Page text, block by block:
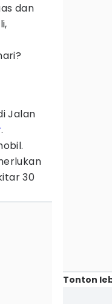
dan
Jalan
.
30
Tonton